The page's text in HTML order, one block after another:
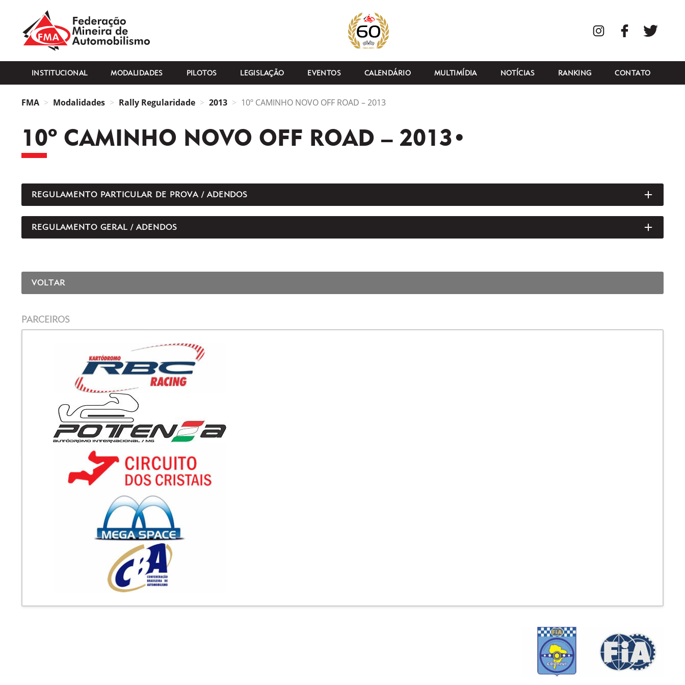
InstagramFacebook
INSTITUCIONAL MODALIDADES PILOTOS LEGISLAÇÃO EVENTOS CALENDÁRIO MULTIMÍDIA NOTÍCIAS RANKING CONTATO
FMA Modalidades Rally Regularidade 2013 10º CAMINHO NOVO OFF ROAD – 2013
10º CAMINHO NOVO OFF ROAD – 2013•
REGULAMENTO PARTICULAR DE PROVA / ADENDOS
REGULAMENTO GERAL / ADENDOS
VOLTAR
PARCEIROS